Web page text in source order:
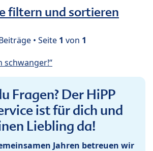
filtern und sortieren
• Seite 1 von 1
schwanger!“
Fragen? Der HiPP
ist für dich und
Liebling da!
Jahren betreuen wir